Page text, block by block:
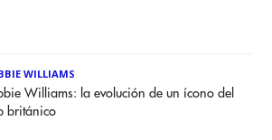
WILLIAMS
Williams: la evolución de un ícono del
británico